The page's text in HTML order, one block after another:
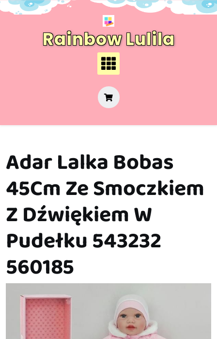
Skip
Rainbow Lulila
Adar Lalka Bobas
45Cm Ze Smoczkiem
Z Dźwiękiem W
Pudełku 543232
560185